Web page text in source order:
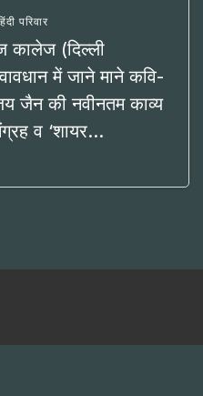
परिवार
कालेज (दिल्ली
में जाने माने कवि-
जैन की नवीनतम काव्य
व ‘शायर…